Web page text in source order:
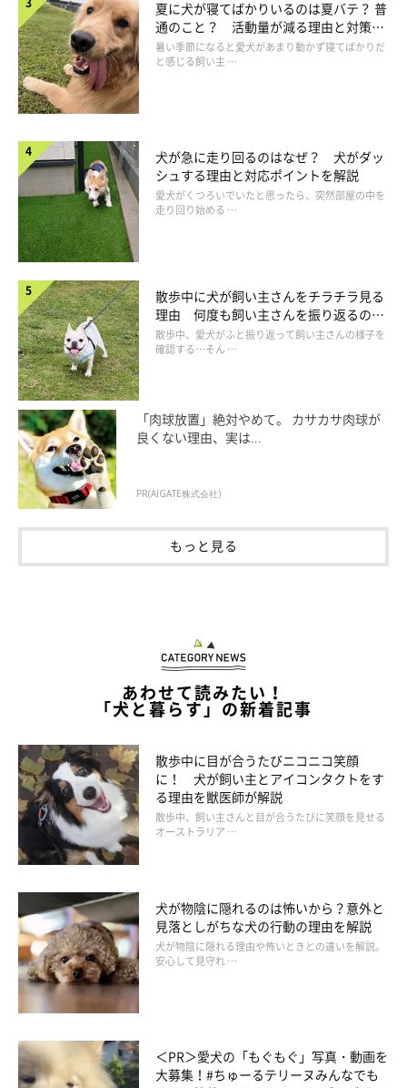
【気管虚脱】体が小さい犬は気管を支える軟骨が細くて
気管がつぶれがち
気管虚脱は、気管の形を保つ軟骨が弱くなって気管がつぶれる病
気で、進行するとセキが出たり呼吸困難になったりします。どの
犬でもなりますが、とくに目立つのがポメラニアンなどの小型犬
と、柴などの一部中型犬。これらの犬種はもともと軟骨が細いこ
ともあって発症しやすいようです。
散歩は首を圧迫しにくい形状のハーネスが◎
首を圧迫しにくいハーネスで散歩させる、激しく吠えさせない、
肥満にさせないなど、気管に余計な負荷がかからないようにして
予防を。発症後は、投薬では進行を止められないので、呼吸困難
を起こしているような場合は気管を広げる外科手術を行います。
イラスト／セツサチアキ
気をご紹介しました。ご紹介した予防に努めて、愛犬の健康長寿
を目指しましょう。
お話を伺った先生／フジタ動物病院医長・獣医師。松木薗麻里子
先生 同獣医師・酒巻江里先生
病気12』
イラスト／セツサチアキ
夏に犬が寝てばかりいるのは夏バテ？ 普
通のこと？ 活動量が減る理由と対策と
は
暑い季節になると愛犬があまり動かず寝てばかりだ
と感じる飼い主 …
犬が急に走り回るのはなぜ？ 犬がダッ
シュする理由と対応ポイントを解説
愛犬がくつろいでいたと思ったら、突然部屋の中を
走り回り始める …
散歩中に犬が飼い主さんをチラチラ見る
理由 何度も飼い主さんを振り返るのは
なぜ？
散歩中、愛犬がふと振り返って飼い主さんの様子を
確認する…そん …
「肉球放置」絶対やめて。 カサカサ肉球が
良くない理由、実は...
PR(AIGATE株式会社)
もっと見る
あわせて読みたい！
「犬と暮らす」の新着記事
散歩中に目が合うたびニコニコ笑顔
に！ 犬が飼い主とアイコンタクトをす
る理由を獣医師が解説
散歩中、飼い主さんと目が合うたびに笑顔を見せる
オーストラリア …
犬が物陰に隠れるのは怖いから？意外と
見落としがちな犬の行動の理由を解説
犬が物陰に隠れる理由や怖いときとの違いを解説。
安心して見守れ …
＜PR＞愛犬の「もぐもぐ」写真・動画を
大募集！#ちゅーるテリーヌみんなでも